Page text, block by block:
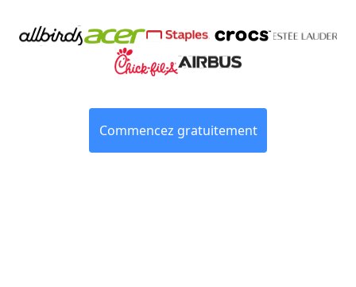
Commencez gratuitement